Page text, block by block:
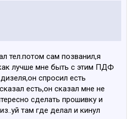
тел.потом сам позванил,я
лучше мне быть с этим ПДФ
спросил есть
есть,он сказал мне не
сделать прошивку и
там где делал и кинул